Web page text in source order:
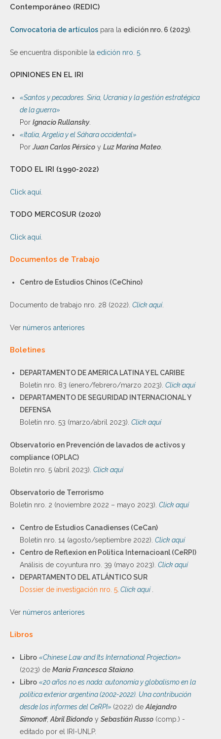
Contemporáneo (REDIC)
Convocatoria de artículos para la edición nro. 6 (2023)
Se encuentra disponible la edición nro. 5
OPINIONES EN EL IRI
«Santos y pecadores. Siria, Ucrania y la gestión estratégica
de la guerra»
Por Ignacio Rullansky.
«Italia, Argelia y el Sáhara occidental»
PorJuan Carlos Pérsico y Luz Marina Mateo
TODO EL IRI (1990-2022)
Click aquí
TODO MERCOSUR (2020)
Click aquí
Documentos de Trabajo
Centro de Estudios Chinos (CeChino)
Documento de trabajo nro. 28 (2022). Click aquí.
Ver números anteriores
Boletines
DEPARTAMENTO DE AMERICA LATINA Y EL CARIBE
Boletín nro. 83 (enero/febrero/marzo 2023). Click aquí
DEPARTAMENTO DE SEGURIDAD INTERNACIONAL Y
DEFENSA
Boletín nro. 53 (marzo/abril 2023). Click aquí
Observatorio en Prevención de lavados de activos y
compliance (OPLAC)
Boletín nro. 5 (abril 2023). Click aquí
Observatorio de Terrorismo
Boletín nro. 2 (noviembre 2022 – mayo 2023). Click aquí
Centro de Estudios Canadienses (CeCan)
Boletín nro. 14 (agosto/septiembre 2022). Click aquí
Centro de Reflexion en Politica Internacioanl (CeRPI)
Análisis de coyuntura nro. 39 (mayo 2023). Click aquí
DEPARTAMENTO DEL ATLÁNTICO SUR
Dossier de investigación nro. 5 Click aquí
Ver números anteriores
Libros
Libro «Chinese Law and Its International Projection»
(2023) de María Francesca Staiano
Libro «20 años no es nada: autonomía y globalismo en la
política exterior argentina (2002-2022). Una contribución
desde los informes del CeRPI» (2022) de Alejandro
Simonoff, Abril Bidondo y Sebastián Russo (comp.) -
editado por el IRI-UNLP.